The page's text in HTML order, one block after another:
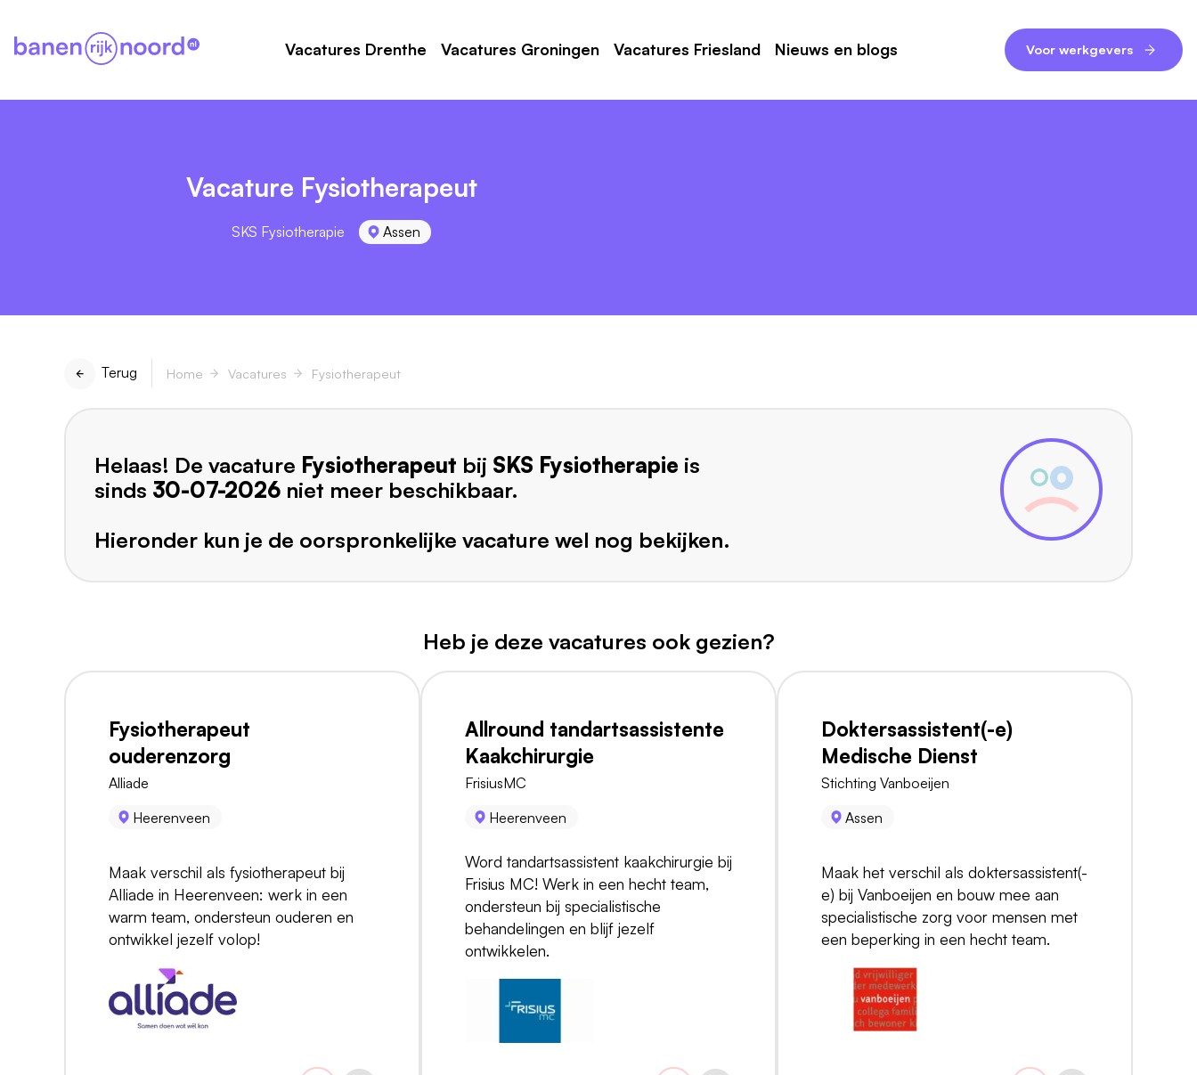
Vacatures Drenthe Vacatures Groningen Vacatures Friesland Nieuws en blogs Voor werkgevers
Vacature Fysiotherapeut
SKS Fysiotherapie Assen
Terug Home Vacatures Fysiotherapeut
Helaas! De vacature Fysiotherapeut bij SKS Fysiotherapie is
sinds 30-07-2026 niet meer beschikbaar.
Hieronder kun je de oorspronkelijke vacature wel nog bekijken.
Heb je deze vacatures ook gezien?
Fysiotherapeut
ouderenzorg
Alliade
Heerenveen
Maak verschil als fysiotherapeut bij
Alliade in Heerenveen: werk in een
warm team, ondersteun ouderen en
ontwikkel jezelf volop!
Allround tandartsassistente
Kaakchirurgie
FrisiusMC
Heerenveen
Word tandartsassistent kaakchirurgie bij
Frisius MC! Werk in een hecht team,
ondersteun bij specialistische
behandelingen en blijf jezelf
ontwikkelen.
Doktersassistent(-e)
Medische Dienst
Stichting Vanboeijen
Assen
Maak het verschil als doktersassistent(-
e) bij Vanboeijen en bouw mee aan
specialistische zorg voor mensen met
een beperking in een hecht team.